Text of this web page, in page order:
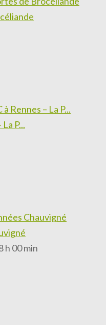
Rennes – La P...
P...
Chauvigné
h 00 min